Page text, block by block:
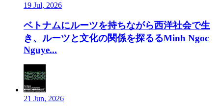
19 Jul, 2026
ベトナムにルーツを持ちながら西洋社会で生
き、ルーツと文化の関係を探るるMinh Ngoc
Nguye...
21 Jun, 2026